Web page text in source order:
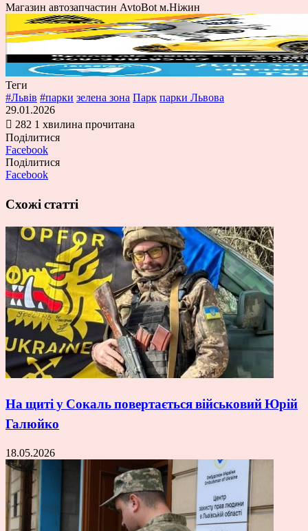
Магазин автозапчастин AvtoBot м.Ніжин
Теги
#Львів #парки зелена зона Парк парки Львова
29.01.2026
282 1 хвилина прочитана
Поділитися
Facebook
Поділитися
Facebook
Схожі статті
На щиті у Сокаль повертається військовий Юрій
Галюйко
18.05.2026